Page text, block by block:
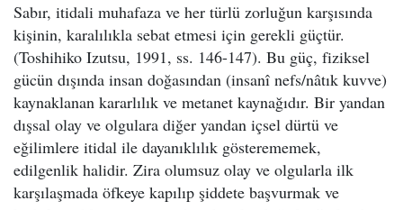
Sabır, itidali muhafaza ve her türlü zorluğun karşısında
kişinin, karalılıkla sebat etmesi için gerekli güçtür.
(Toshihiko Izutsu, 1991, ss. 146-147). Bu güç, fiziksel
gücün dışında insan doğasından (insanî nefs/nâtık kuvve)
kaynaklanan kararlılık ve metanet kaynağıdır. Bir yandan
dışsal olay ve olgulara diğer yandan içsel dürtü ve
eğilimlere itidal ile dayanıklılık gösterememek,
edilgenlik halidir. Zira olumsuz olay ve olgularla ilk
karşılaşmada öfkeye kapılıp şiddete başvurmak ve